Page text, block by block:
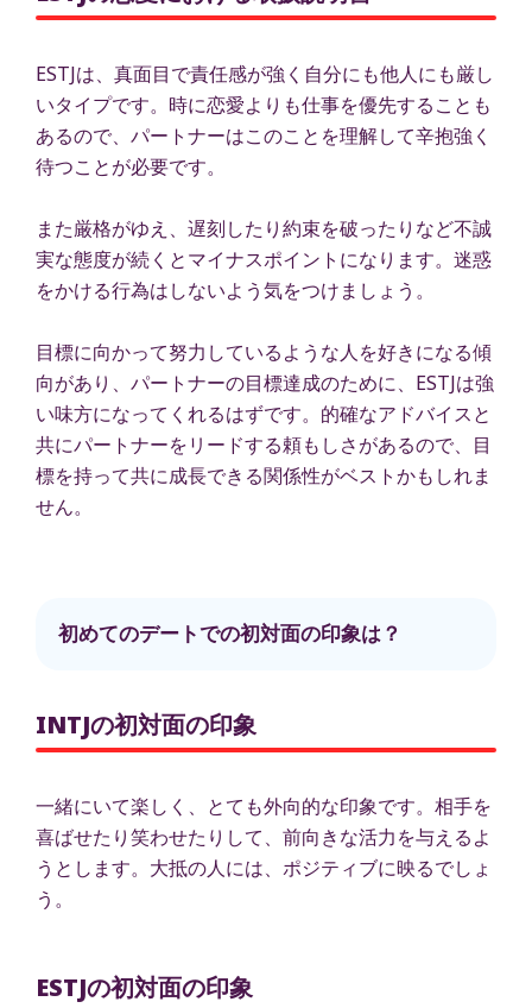
ESTJは、真面目で責任感が強く自分にも他人にも厳し
いタイプです。時に恋愛よりも仕事を優先することも
あるので、パートナーはこのことを理解して辛抱強く
待つことが必要です。
また厳格がゆえ、遅刻したり約束を破ったりなど不誠
実な態度が続くとマイナスポイントになります。迷惑
をかける行為はしないよう気をつけましょう。
目標に向かって努力しているような人を好きになる傾
向があり、パートナーの目標達成のために、ESTJは強
い味方になってくれるはずです。的確なアドバイスと
共にパートナーをリードする頼もしさがあるので、目
標を持って共に成長できる関係性がベストかもしれま
せん。
初めてのデートでの初対面の印象は？
INTJの初対面の印象
一緒にいて楽しく、とても外向的な印象です。相手を
喜ばせたり笑わせたりして、前向きな活力を与えるよ
うとします。大抵の人には、ポジティブに映るでしょ
う。
ESTJの初対面の印象